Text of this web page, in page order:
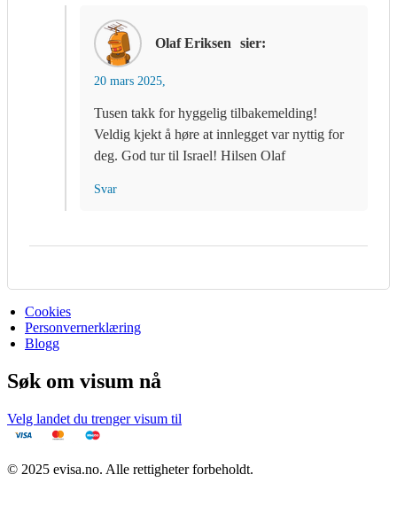
Olaf Eriksen sier:
20 mars 2025,
Tusen takk for hyggelig tilbakemelding!
Veldig kjekt å høre at innlegget var nyttig for
deg. God tur til Israel! Hilsen Olaf
Svar
Cookies
Personvernerklæring
Blogg
Søk om visum nå
Velg landet du trenger visum til
© 2025 evisa.no. Alle rettigheter forbeholdt.